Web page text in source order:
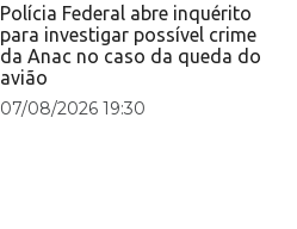
Polícia Federal abre inquérito
para investigar possível crime
da Anac no caso da queda do
avião
07/08/2026 19:30